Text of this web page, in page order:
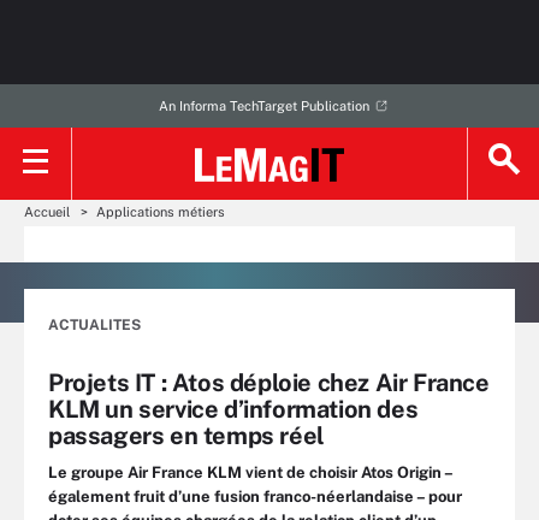
An Informa TechTarget Publication
Accueil Applications métiers
ACTUALITES
Projets IT : Atos déploie chez Air France
KLM un service d’information des
passagers en temps réel
Le groupe Air France KLM vient de choisir Atos Origin –
également fruit d’une fusion franco-néerlandaise – pour